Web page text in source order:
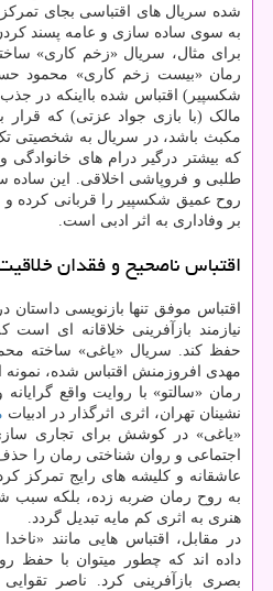
شده سریال های اقتباسی بجای تمرکز
به سوی ساده سازی و عامه پسند
برای مثال، سریال «زخم کاری»
رمان «بیست زخم کاری» محمود
شکسپیر) اقتباس شده بااینکه در
مالک (با بازی جواد عزتی) که قرار
مکبث باشد، در سریال به شخصیتی
که بیشتر درگیر درام های
طلبی و فروپاشی اخلاقی. این
روح عمیق شکسپیر را قربانی کرده و
بر وفاداری به اثر ادبی است.
اقتباس ناصحیح و فقدان
اقتباس موفق تنها بازنویسی
نیازمند بازآفرینی خلاقانه ای
حفظ کند. سریال «یاغی» ساخته
مهدی افروزمنش اقتباس شده، نمونه
رمان «سالتو» با روایت واقع
نشینان تهران، اثری اثرگذار در ادبیات
«یاغی» در کوشش برای تجاری
اجتماعی و روان شناختی رمان را
عاشقانه و کلیشه های رایج تمرکز
به روح رمان ضربه زده، بلکه سبب
هنری به اثری کم مایه تبدیل گردد.
در مقابل، اقتباس هایی مانند
داده اند که چطور میتوان با حفظ
بصری بازآفرینی کرد. ناصر